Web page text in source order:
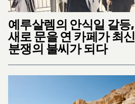
예루살렘의 안식일 갈등,
새로 문을 연 카페가 최신
분쟁의 불씨가 되다